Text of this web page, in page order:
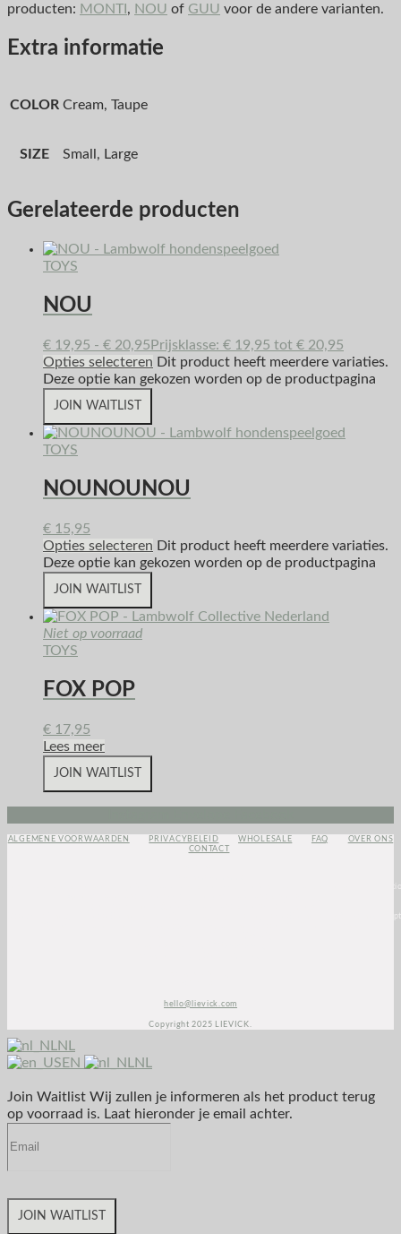
producten: MONTI , NOU of GUU voor de andere varianten.
Extra informatie
COLOR Cream, Taupe
SIZE Small, Large
Gerelateerde producten
TOYS
NOU
€ 19,95 - € 20,95 Prijsklasse: € 19,95 tot € 20,95
Opties selecteren Dit product heeft meerdere variaties.
Deze optie kan gekozen worden op de productpagina
JOIN WAITLIST
TOYS
NOUNOUNOU
€ 15,95
Opties selecteren Dit product heeft meerdere variaties.
Deze optie kan gekozen worden op de productpagina
JOIN WAITLIST
Niet op voorraad
TOYS
FOX POP
€ 17,95
Lees meer
JOIN WAITLIST
ALGEMENE VOORWAARDEN PRIVACYBELEID WHOLESALE FAQ
OVER ONS
CONTACT
hello@lievick.com
Copyright 2025 LIEVICK.
NL
EN
NL
Join Waitlist Wij zullen je informeren als het product terug
op voorraad is. Laat hieronder je email achter.
JOIN WAITLIST